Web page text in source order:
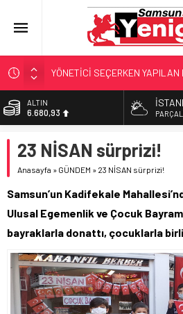
YÖNETİCİ SEÇERKEN YAPILAN
GERİ SAYIM BAŞLADI
SAMSUNSPOR’DA HEDEF
KUNDUZ’DA SKANDAL!
ALTIN
6.680,93
13.795,57
DOLAR
55,2097
23 NİSAN sürprizi!
Anasayfa » GÜNDEM » 23 NİSAN sürprizi!
Samsun’un Kadifekale
Ulusal Egemenlik ve Çocuk
bayraklarla donattı, çocuklarla